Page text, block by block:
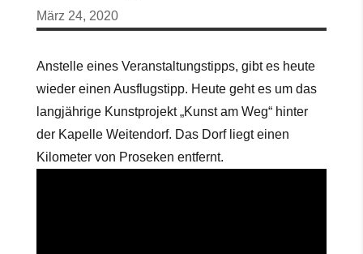
März 24, 2020
Anstelle eines Veranstaltungstipps, gibt es heute
wieder einen Ausflugstipp. Heute geht es um das
langjährige Kunstprojekt „Kunst am Weg“ hinter
der Kapelle Weitendorf. Das Dorf liegt einen
Kilometer von Proseken entfernt.